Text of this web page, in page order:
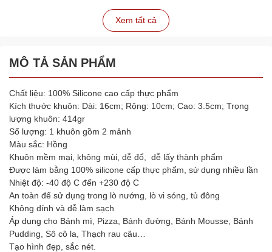
Xem tất cả
MÔ TẢ SẢN PHẨM
Chất liệu: 100% Silicone cao cấp thực phẩm
Kích thước khuôn: Dài: 16cm; Rộng: 10cm; Cao: 3.5cm; Trọng
lượng khuôn: 414gr
Số lượng: 1 khuôn gồm 2 mảnh
Màu sắc: Hồng
Khuôn mềm mại, không mùi, dễ đổ, dễ lấy thành phẩm
Được làm bằng 100% silicone cấp thực phẩm, sử dụng nhiều lần
Nhiệt độ: -40 độ C đến +230 độ C
An toàn để sử dụng trong lò nướng, lò vi sóng, tủ đông
Không dính và dễ làm sạch
Áp dụng cho Bánh mì, Pizza, Bánh đường, Bánh Mousse, Bánh
Pudding, Sô cô la, Thạch rau câu…
Tạo hình đẹp, sắc nét.